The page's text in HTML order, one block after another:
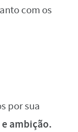
com os
por sua
ambição.